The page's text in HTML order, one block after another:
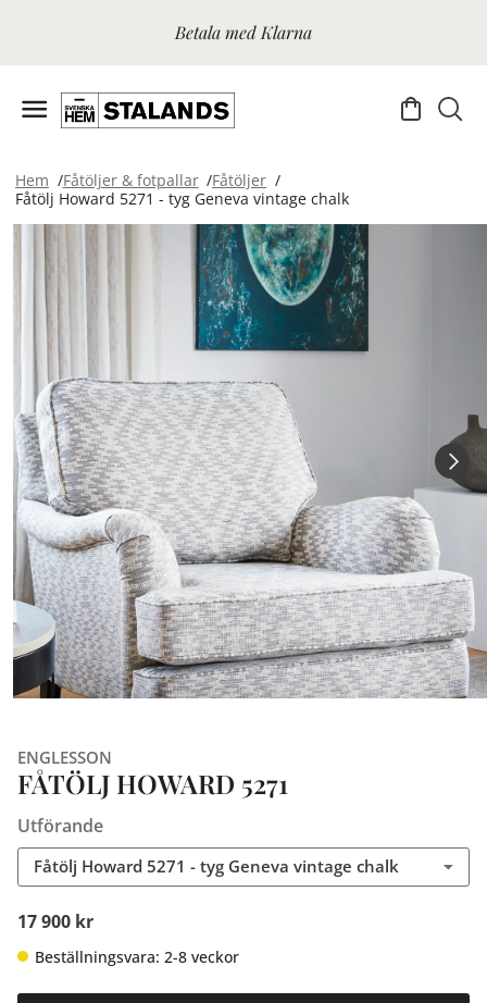
Betala med Klarna
Hem Fåtöljer & fotpallar
Fåtöljer
Fåtölj Howard 5271 - tyg Geneva vintage chalk
ENGLESSON
FÅTÖLJ HOWARD 5271
Utförande
Fåtölj Howard 5271 - tyg Geneva vintage chalk
17 900 kr
Beställningsvara: 2-8 veckor